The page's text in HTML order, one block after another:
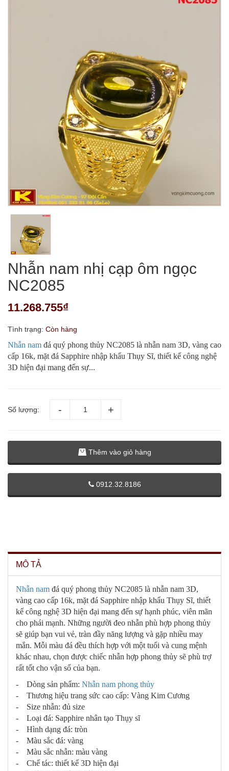
Nhẫn nam nhị cạp ôm ngọc
NC2085
11.268.755₫
Tình trạng: Còn hàng
Nhẫn nam đá quý phong thủy NC2085 là nhẫn nam 3D, vàng cao
cấp 16k, mặt đá Sapphire nhập khẩu Thụy Sĩ, thiết kế công nghệ
3D hiện đại mang đến sự...
Số lượng:
Thêm vào giỏ hàng
0912.32.8186
MÔ TẢ
Nhẫn nam đá quý phong thủy NC2085 là nhẫn nam 3D,
vàng cao cấp 16k, mặt đá Sapphire nhập khẩu Thụy Sĩ, thiết
kế công nghệ 3D hiện đại mang đến sự hạnh phúc, viên mãn
cho phái mạnh. Những người đeo nhẫn phù hợp phong thủy
sẽ giúp bạn vui vẻ, tràn đầy năng lượng và gặp nhiều may
mắn. Mỗi màu đá đều thích hợp với một tuổi và cung mệnh
khác nhau, chọn được chiếc nhẫn hợp phong thủy sẽ phù trợ
rất tốt cho vận số của bạn.
- Dòng sản phẩm: Nhẫn nam phong thủy
- Thương hiệu trang sức cao cấp: Vàng Kim Cương
- Size nhẫn: đủ size
- Loại đá: Sapphire nhân tạo Thụy sĩ
- Hình dạng đá: tròn
- Màu sắc đá: vàng
- Màu sắc nhẫn: màu vàng
- Chế tác: thiết kế 3D hiện đại